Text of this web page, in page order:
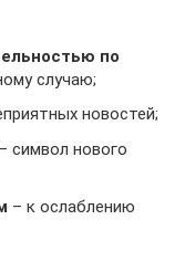
по
случаю;
новостей;
– символ нового
– к ослаблению